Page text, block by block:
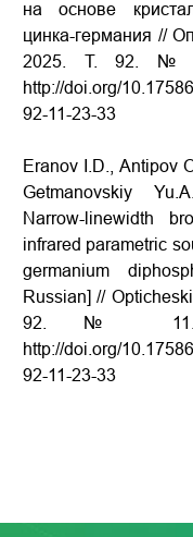
на основе
цинка-германия //
2025. Т. 92. №
http://doi.org/
92-11-23-33
Eranov I.D., Antipov
Getmanovskiy
Narrow-linewidth
infrared parametric
germanium
Russian] //
92. № 11.
http://doi.org/
92-11-23-33